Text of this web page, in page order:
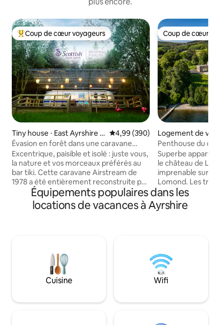
Coups de cœur voyageurs les plus appréciés
Coup de cœur voyageurs
Tiny house ⋅ East Ayrshire C
ouncil
Évaluation moyenne sur la
4,99 (390)
Évasion en forêt dans une caravane
Airstream
Excentrique, paisible et isolé : juste vous,
la nature et vos morceaux préférés au
bar tiki. Cette caravane Airstream de
1978 a été entièrement reconstruite par
vos hôtes dans une clairière privée de
1/2 acre avec un ruisseau qui la traverse,
un bain à remous chauffé au bois, des
lumineuse, originale et confortable avec
un poêle à bois, un lit King Size, un
canapé-lit, une salle d'eau carrelée, une
cuisine complète et même une
Coup de cœur
Coup de cœur
Logement de
gyll and Bute
Penthouse du
chambres vue
Superbe
le château de
imprenable sur le
Lomond. Les trois chambres sont
attenantes avec
modernes, des
des draps en
sociaux. Distance jusqu'aux attractions
locales : Plage
100 m Duck Bay :
1,5 km Lomond
voiture
Équipements populaires dans les
locations de vacances à Ayrshire
Cuisine Wifi